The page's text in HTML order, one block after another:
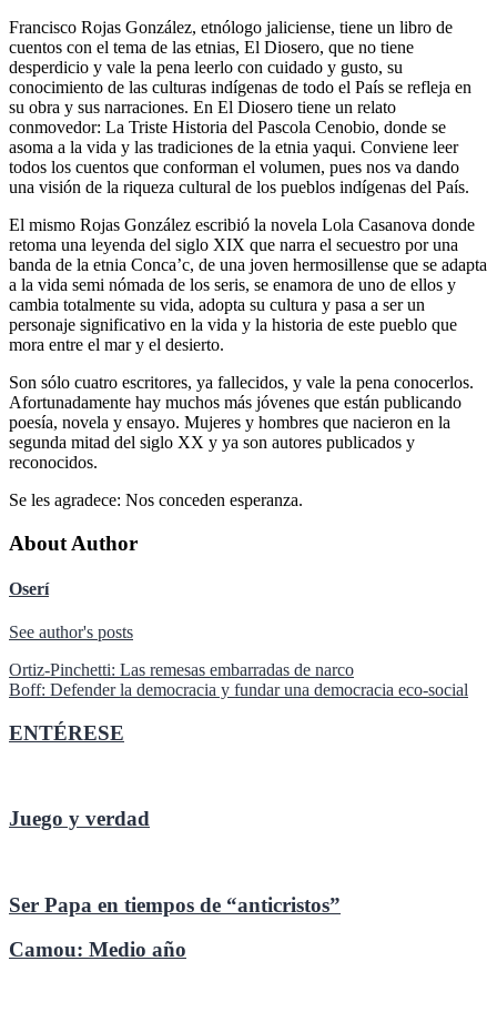
Francisco Rojas González, etnólogo jaliciense, tiene un libro de
cuentos con el tema de las etnias, El Diosero, que no tiene
desperdicio y vale la pena leerlo con cuidado y gusto, su
conocimiento de las culturas indígenas de todo el País se refleja en
su obra y sus narraciones. En El Diosero tiene un relato
conmovedor: La Triste Historia del Pascola Cenobio, donde se
asoma a la vida y las tradiciones de la etnia yaqui. Conviene leer
todos los cuentos que conforman el volumen, pues nos va dando
una visión de la riqueza cultural de los pueblos indígenas del País.
El mismo Rojas González escribió la novela Lola Casanova donde
retoma una leyenda del siglo XIX que narra el secuestro por una
banda de la etnia Conca’c, de una joven hermosillense que se adapta
a la vida semi nómada de los seris, se enamora de uno de ellos y
cambia totalmente su vida, adopta su cultura y pasa a ser un
personaje significativo en la vida y la historia de este pueblo que
mora entre el mar y el desierto.
Son sólo cuatro escritores, ya fallecidos, y vale la pena conocerlos.
Afortunadamente hay muchos más jóvenes que están publicando
poesía, novela y ensayo. Mujeres y hombres que nacieron en la
segunda mitad del siglo XX y ya son autores publicados y
reconocidos.
Se les agradece: Nos conceden esperanza.
About Author
Oserí
See author's posts
Navegación
de
entradas
Ortiz-Pinchetti: Las remesas embarradas de narco
Boff: Defender la democracia y fundar una democracia eco-social
ENTÉRESE
Juego y verdad
Ser Papa en tiempos de “anticristos”
Camou: Medio año